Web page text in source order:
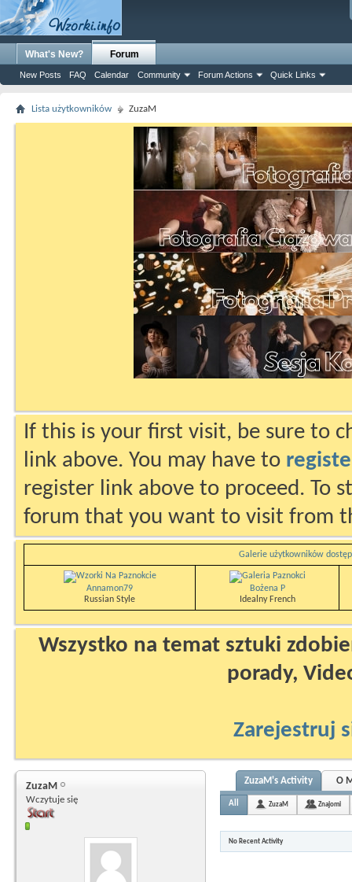
What's New? Forum
New Posts FAQ Calendar Community Forum Actions Quick Links
Lista użytkowników ZuzaM
If this is your first visit, be sure to
link above. You may have to
register link above to proceed. To
forum that you want to visit from
Galerie użytkowników
Annamon79
Russian Style
Bożena P
Idealny French
Wszystko na temat sztuki
porady,
Zarejestruj
ZuzaM
Wczytuje się
ZuzaM's Activity O
All ZuzaM Znajomi
No Recent Activity